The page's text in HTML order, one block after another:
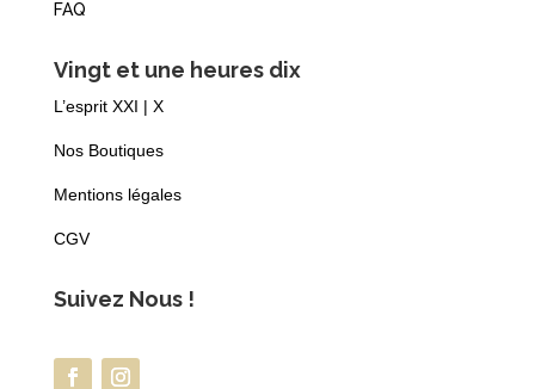
FAQ
Vingt et une heures dix
L’esprit XXI | X
Nos Boutiques
Mentions légales
CGV
Suivez Nous !